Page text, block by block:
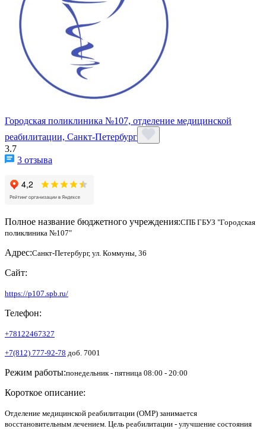
Городская поликлиника №107, отделение медицинской
реабилитации, Санкт-Петербург
3.7
3 отзыва
Полное название бюджетного учреждения:СПБ ГБУЗ "Городская
поликлиника №107"
Адрес:Санкт-Петербург, ул. Коммуны, 36
Сайт:
https://p107.spb.ru/
Телефон:
+78122467327
+7(812) 777-92-78 доб. 7001
Режим работы:понедельник - пятница 08:00 - 20:00
Короткое описание:
Отделение медицинской реабилитации (ОМР) занимается
восстановительным лечением. Цель реабилитации - улучшение состояния